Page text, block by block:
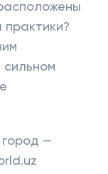
сильном
—